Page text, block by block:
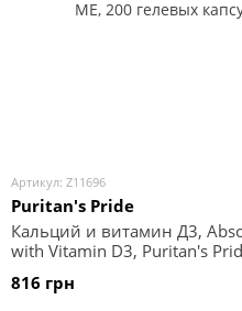
Артикул: Z11696
Puritan's Pride
Кальций и витамин Д3,
with Vitamin D3, Puritan's
816 грн